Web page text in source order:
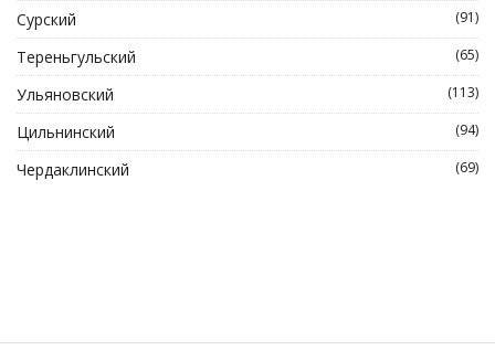
Сурский (91)
Тереньгульский (65)
Ульяновский (113)
Цильнинский (94)
Чердаклинский (69)